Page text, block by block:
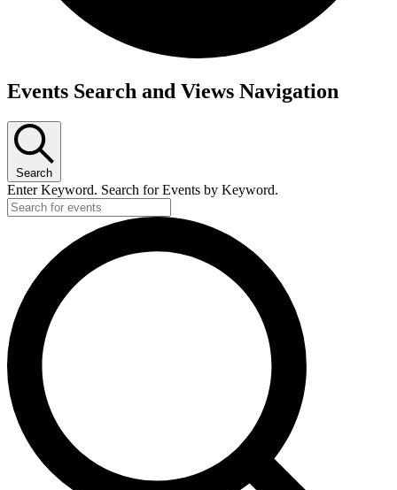
Events Search and Views Navigation
Search
Enter Keyword. Search for Events by Keyword.